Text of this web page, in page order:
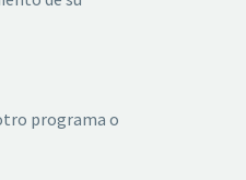
programa o